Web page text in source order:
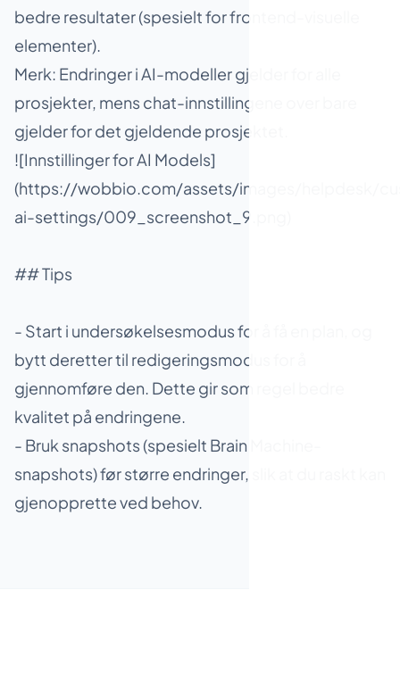
bedre resultater (spesielt for frontend-visuelle
elementer).
Merk: Endringer i AI-modeller gjelder for alle
prosjekter, mens chat-innstillingene over bare
gjelder for det gjeldende prosjektet.
![Innstillinger for AI Models]
(https://wobbio.com/assets/images/helpdesk/
ai-settings/009_screenshot_9.png)
## Tips
- Start i undersøkelsesmodus for å få en plan, og
bytt deretter til redigeringsmodus for å
gjennomføre den. Dette gir som regel bedre
kvalitet på endringene.
- Bruk snapshots (spesielt Brain Machine-
snapshots) før større endringer, slik at du raskt kan
gjenopprette ved behov.